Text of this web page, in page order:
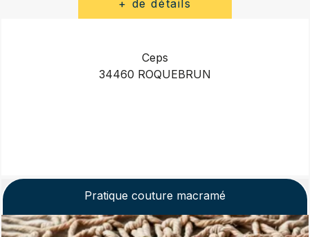
Ceps
34460 ROQUEBRUN
Pratique couture macramé